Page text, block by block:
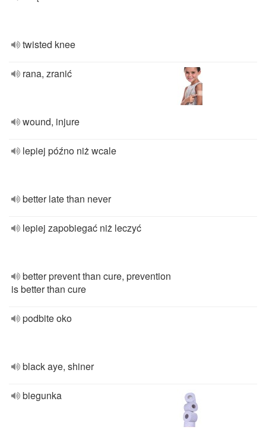
twisted knee
rana, zranić
wound, injure
lepiej późno niż wcale
better late than never
lepiej zapobiegać niż leczyć
better prevent than cure, prevention
is better than cure
podbite oko
black aye, shiner
biegunka